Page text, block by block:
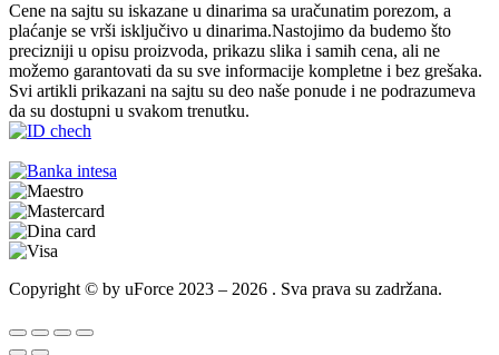
Cene na sajtu su iskazane u dinarima sa uračunatim porezom, a
plaćanje se vrši isključivo u dinarima.Nastojimo da budemo što
precizniji u opisu proizvoda, prikazu slika i samih cena, ali ne
možemo garantovati da su sve informacije kompletne i bez grešaka.
Svi artikli prikazani na sajtu su deo naše ponude i ne podrazumeva
da su dostupni u svakom trenutku.
Copyright © by uForce 2023 – 2026 . Sva prava su zadržana.